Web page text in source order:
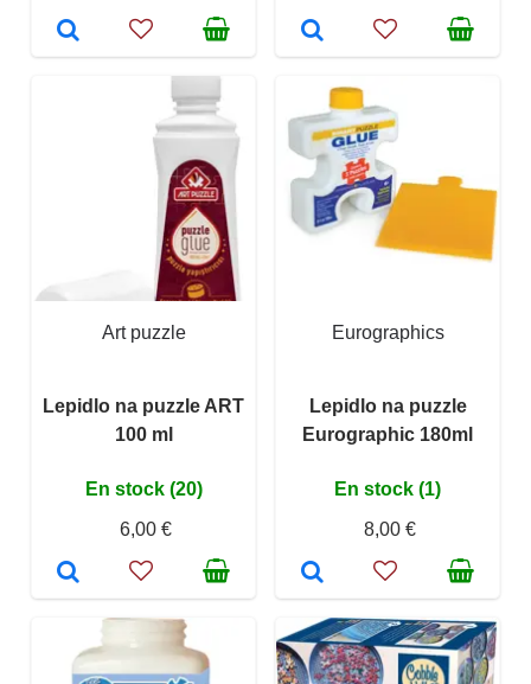
Art puzzle
Lepidlo na puzzle ART
100 ml
En stock (20)
6,00 €
Eurographics
Lepidlo na puzzle
Eurographic 180ml
En stock (1)
8,00 €